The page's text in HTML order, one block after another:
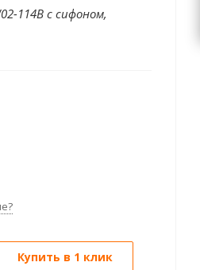
114B с сифоном,
Купить в 1 клик